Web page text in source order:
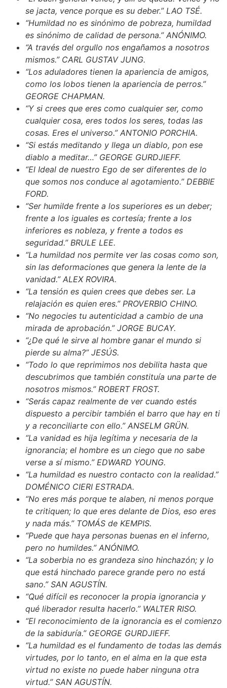
se jacta, vence porque es su deber.” LAO TSÉ.
“Humildad no es sinónimo de pobreza, humildad
es sinónimo de calidad de persona.” ANÓNIMO.
“A través del orgullo nos engañamos a nosotros
mismos.” CARL GUSTAV JUNG.
“Los aduladores tienen la apariencia de amigos,
como los lobos tienen la apariencia de perros.”
GEORGE CHAPMAN.
“Y si crees que eres como cualquier ser, como
cualquier cosa, eres todos los seres, todas las
cosas. Eres el universo.” ANTONIO PORCHIA.
“Si estás meditando y llega un diablo, pon ese
diablo a meditar…” GEORGE GURDJIEFF.
“El Ideal de nuestro Ego de ser diferentes de lo
que somos nos conduce al agotamiento.” DEBBIE
FORD.
“Ser humilde frente a los superiores es un deber;
frente a los iguales es cortesía; frente a los
inferiores es nobleza, y frente a todos es
seguridad.” BRULE LEE.
“La humildad nos permite ver las cosas como son,
sin las deformaciones que genera la lente de la
vanidad.” ALEX ROVIRA.
“La tensión es quien crees que debes ser. La
relajación es quien eres.” PROVERBIO CHINO.
“No negocies tu autenticidad a cambio de una
mirada de aprobación.” JORGE BUCAY.
“¿De qué le sirve al hombre ganar el mundo si
pierde su alma?” JESÚS.
“Todo lo que reprimimos nos debilita hasta que
descubrimos que también constituía una parte de
nosotros mismos.” ROBERT FROST.
“Serás capaz realmente de ver cuando estés
dispuesto a percibir también el barro que hay en ti
y a reconciliarte con ello.” ANSELM GRÜN.
“La vanidad es hija legítima y necesaria de la
ignorancia; el hombre es un ciego que no sabe
verse a sí mismo.” EDWARD YOUNG.
“La humildad es nuestro contacto con la realidad.”
DOMÉNICO CIERI ESTRADA.
“No eres más porque te alaben, ni menos porque
te critiquen; lo que eres delante de Dios, eso eres
y nada más.” TOMÁS de KEMPIS.
“Puede que haya personas buenas en el inferno,
pero no humildes.” ANÓNIMO.
“La soberbia no es grandeza sino hinchazón; y lo
que está hinchado parece grande pero no está
sano.” SAN AGUSTÍN.
“Qué difícil es reconocer la propia ignorancia y
qué liberador resulta hacerlo.” WALTER RISO.
“El reconocimiento de la ignorancia es el comienzo
de la sabiduría.” GEORGE GURDJIEFF.
“La humildad es el fundamento de todas las demás
virtudes, por lo tanto, en el alma en la que esta
virtud no existe no puede haber ninguna otra
virtud.” SAN AGUSTÍN.